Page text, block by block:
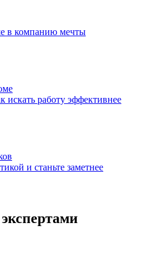
в компанию мечты
искать работу эффективнее
и станьте заметнее